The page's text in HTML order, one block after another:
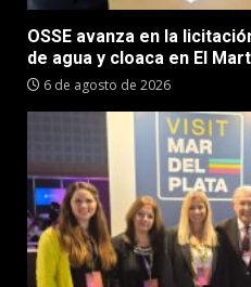
OSSE avanza en la
de agua y cloaca en El
6 de agosto de 2026